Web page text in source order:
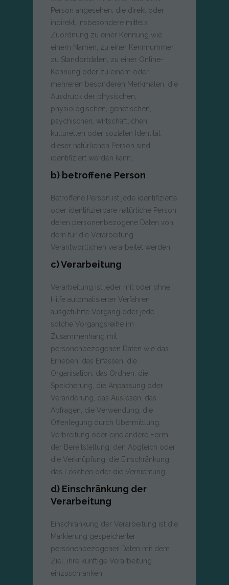
Person angesehen, die direkt oder
indirekt, insbesondere mittels
Zuordnung zu einer Kennung wie
einem Namen, zu einer Kennnummer,
zu Standortdaten, zu einer Online-
Kennung oder zu einem oder
mehreren besonderen Merkmalen, die
Ausdruck der physischen,
physiologischen, genetischen,
psychischen, wirtschaftlichen,
kulturellen oder sozialen Identität
dieser natürlichen Person sind,
identifiziert werden kann.
b) betroffene Person
Betroffene Person ist jede identifizierte
oder identifizierbare natürliche Person,
deren personenbezogene Daten von
dem für die Verarbeitung
Verantwortlichen verarbeitet werden.
c) Verarbeitung
Verarbeitung ist jeder mit oder ohne
Hilfe automatisierter Verfahren
ausgeführte Vorgang oder jede
solche Vorgangsreihe im
Zusammenhang mit
personenbezogenen Daten wie das
Erheben, das Erfassen, die
Organisation, das Ordnen, die
Speicherung, die Anpassung oder
Veränderung, das Auslesen, das
Abfragen, die Verwendung, die
Offenlegung durch Übermittlung,
Verbreitung oder eine andere Form
der Bereitstellung, den Abgleich oder
die Verknüpfung, die Einschränkung,
das Löschen oder die Vernichtung.
d) Einschränkung der
Verarbeitung
Einschränkung der Verarbeitung ist die
Markierung gespeicherter
personenbezogener Daten mit dem
Ziel, ihre künftige Verarbeitung
einzuschränken.